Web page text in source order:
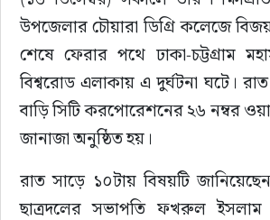
উপজেলার চৌয়ারা ডিগ্রি কলেজে
শেষে ফেরার পথে ঢাকা-চট্টগ্রাম
বিশ্বরোড এলাকায় এ দুর্ঘটনা ঘটে।
বাড়ি সিটি করপোরেশনের ২৬ নম্বর
জানাজা অনুষ্ঠিত হয়।
রাত সাড়ে ১০টায় বিষয়টি
ছাত্রদলের সভাপতি ফখরুল